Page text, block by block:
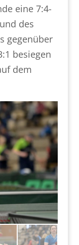
eine 7:4-
des
gegenüber
besiegen
dem